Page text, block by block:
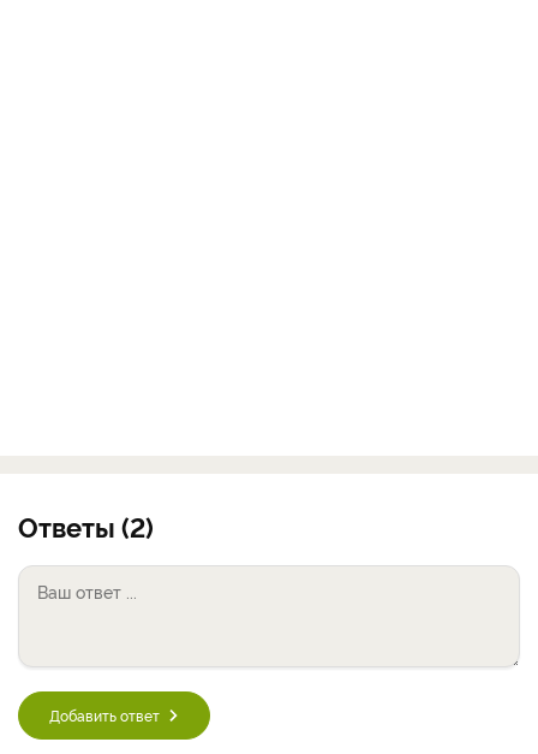
Ответы (2)
Добавить ответ